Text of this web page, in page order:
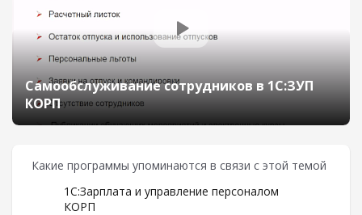
Самообслуживание сотрудников в 1С:ЗУП
КОРП
Какие программы упоминаются в связи с этой темой
1С:Зарплата и управление персоналом
КОРП